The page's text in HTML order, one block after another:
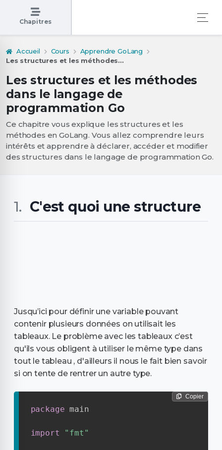
Chapitres
Accueil Cours
Apprendre GoLang
Les structures et les méthodes...
Les structures et les méthodes
dans le langage de
programmation Go
Ce chapitre vous explique les structures et les
méthodes en GoLang. Vous allez comprendre leurs
intérêts et apprendre à déclarer, accéder et modifier
des structures dans le langage de programmation Go.
C'est quoi une structure
Jusqu’ici pour définir une variable pouvant
contenir plusieurs données on utilisait les
tableaux. Le problème avec les tableaux c’est
qu'ils vous obligent à utiliser le même type dans
tout le tableau , d'ailleurs il nous le fait bien savoir
si on tente de rentrer un autre type.
Copier
package main
import "fmt"